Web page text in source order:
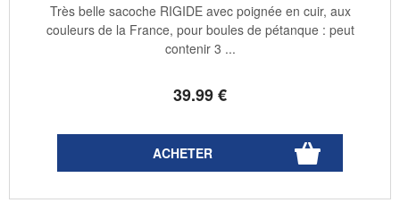
39.99€
Très belle sacoche RIGIDE avec poignée en cuir, aux
couleurs de la France, pour boules de pétanque : peut
contenir 3 ...